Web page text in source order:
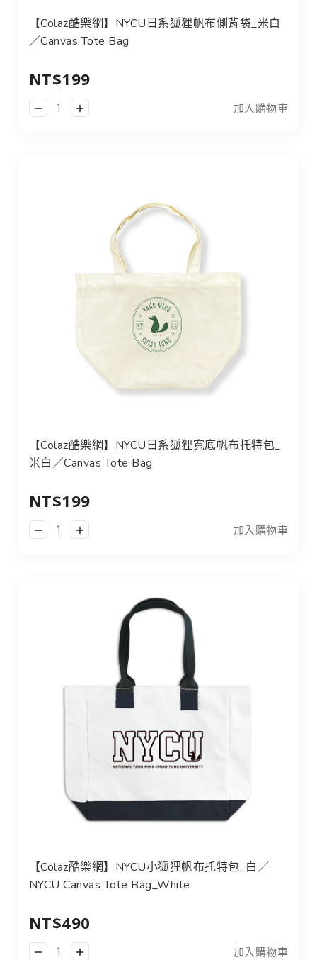
【Colaz酷樂網】NYCU日系狐狸帆布側背袋_米白
／Canvas Tote Bag
NT$199
加入購物車
【Colaz酷樂網】NYCU日系狐狸寬底帆布托特包_
米白／Canvas Tote Bag
NT$199
加入購物車
【Colaz酷樂網】NYCU小狐狸帆布托特包_白／
NYCU Canvas Tote Bag_White
NT$490
加入購物車